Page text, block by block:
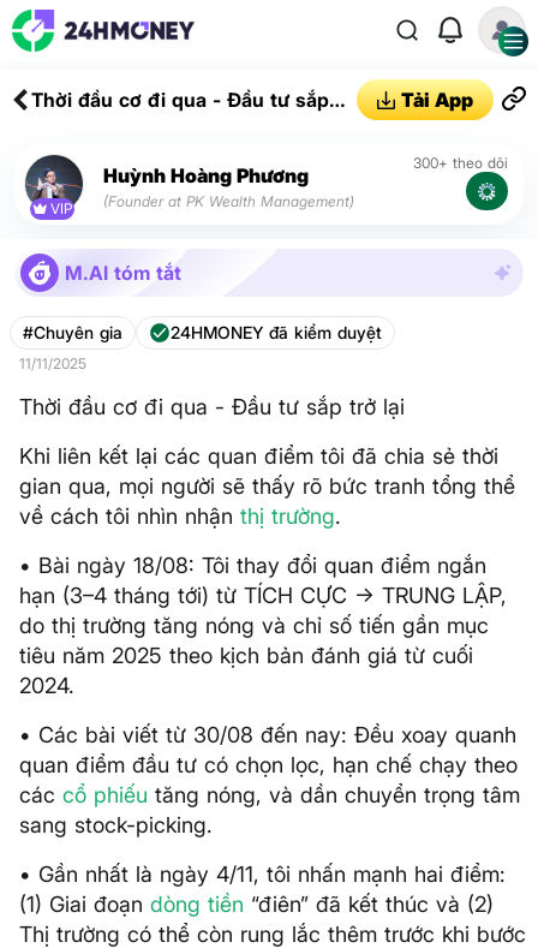
Thời đầu cơ đi qua - Đầu tư sắp
Tải App
VIP
Huỳnh Hoàng Phương
(Founder at PK Wealth Management)
300+ theo dõi
M.AI tóm tắt
#Chuyên gia 24HMONEY đã kiểm duyệt
11/11/2025
Thời đầu cơ đi qua - Đầu tư sắp trở lại
Khi liên kết lại các quan điểm tôi đã chia sẻ thời
gian qua, mọi người sẽ thấy rõ bức tranh tổng thể
về cách tôi nhìn nhận thị trường.
• Bài ngày 18/08: Tôi thay đổi quan điểm ngắn
hạn (3–4 tháng tới) từ TÍCH CỰC → TRUNG LẬP,
do thị trường tăng nóng và chỉ số tiến gần mục
tiêu năm 2025 theo kịch bản đánh giá từ cuối
2024.
• Các bài viết từ 30/08 đến nay: Đều xoay quanh
quan điểm đầu tư có chọn lọc, hạn chế chạy theo
các cổ phiếu tăng nóng, và dần chuyển trọng tâm
sang stock-picking.
• Gần nhất là ngày 4/11, tôi nhấn mạnh hai điểm:
(1) Giai đoạn dòng tiền “điên” đã kết thúc và (2)
Thị trường có thể còn rung lắc thêm trước khi bước